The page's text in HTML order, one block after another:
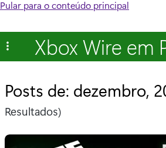
Pular para o conteúdo principal
Xbox Wire em
Posts de: dezembro,
Resultados)